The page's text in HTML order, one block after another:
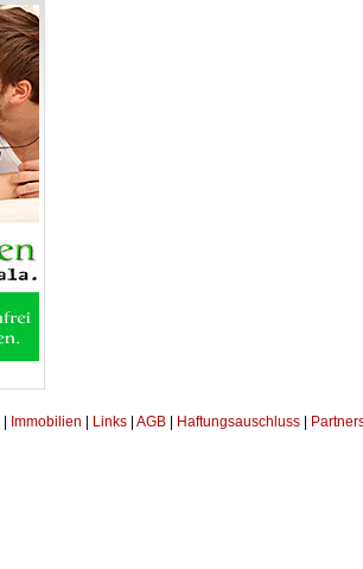
Immobilien Links |AGB Haftungsauschluss